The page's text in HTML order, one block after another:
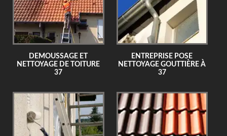
DEMOUSSAGE ET
NETTOYAGE DE TOITURE
37
ENTREPRISE POSE
NETTOYAGE GOUTTIÈRE À
37